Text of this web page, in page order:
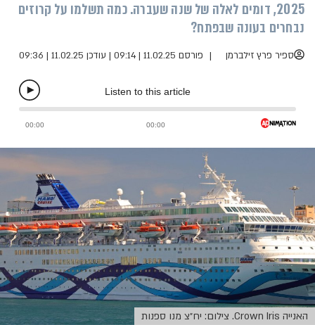
2025, דומים לאלה של שנה שעברה. כמה תשלמו על קרוזים
נבחרים בעונה שבפתח?
ספיר פרץ זילברמן פורסם 11.02.25 | 09:14 | עודכן 11.02.25 | 09:36
האנייה Crown Iris. צילום: יח״צ מנו ספנות